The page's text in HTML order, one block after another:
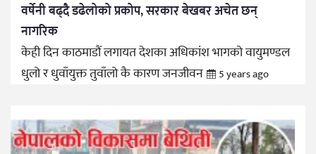
वर्षेनी बढ्दै डढेलोको प्रकोप, सरकार बेखबर अचेत छन्
नागरिक
केही दिन काठमाडौं लगायत देशका अधिकांश भागको वायुमण्डल
धुलो र धुवाँयुक्त तुवाँलो कै कारण जनजीवन
5 years ago